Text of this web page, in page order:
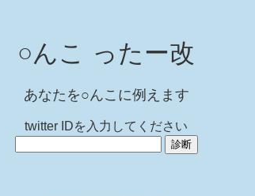
○んこ ったー改
あなたを○んこに例えます
twitter IDを入力してください